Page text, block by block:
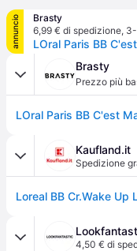
annuncio
Brasty
6,99 € di spedizione,
Brasty
Prezzo più
Kaufland.it
Spedizione
Loreal BB Cr.Wake Up
4,50 € di